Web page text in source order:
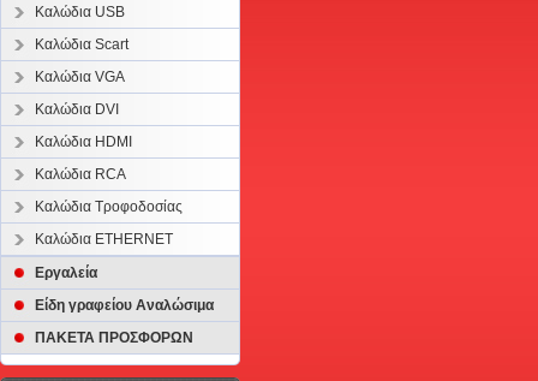
Καλώδια USB
Καλώδια Scart
Καλώδια VGA
Καλώδια DVI
Καλώδια HDMI
Καλώδια RCA
Καλώδια Τροφοδοσίας
Καλώδια ETHERNET
Εργαλεία
Είδη γραφείου Αναλώσιμα
ΠΑΚΕΤΑ ΠΡΟΣΦΟΡΩΝ